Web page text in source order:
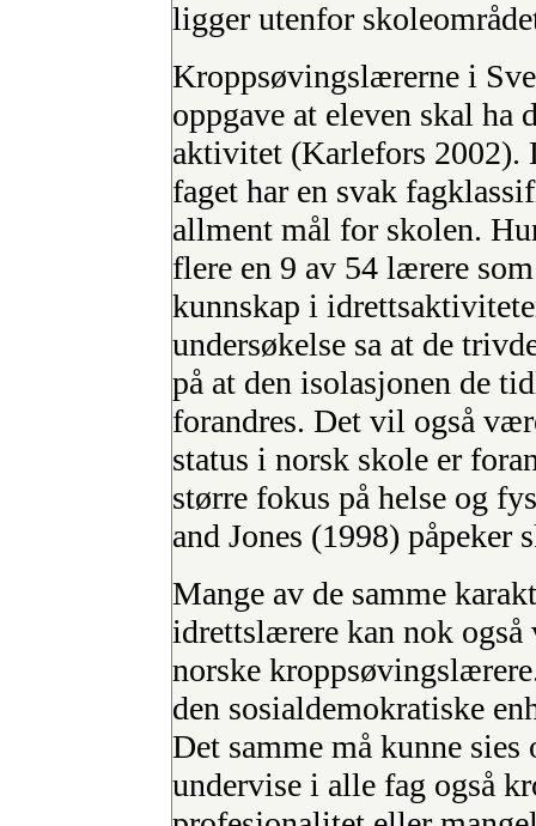
ligger utenfor
Kroppsøvingslærerne i
oppgave at eleven skal
aktivitet (Karlefors 2002).
faget har en svak
allment mål for skolen.
flere en 9 av 54 lærere
kunnskap i
undersøkelse sa at de
på at den isolasjonen de
forandres. Det vil også
status i norsk skole er
større fokus på helse og
and Jones (1998) påpeker
Mange av de samme
idrettslærere kan nok
norske
den sosialdemokratiske
Det samme må kunne
undervise i alle fag også